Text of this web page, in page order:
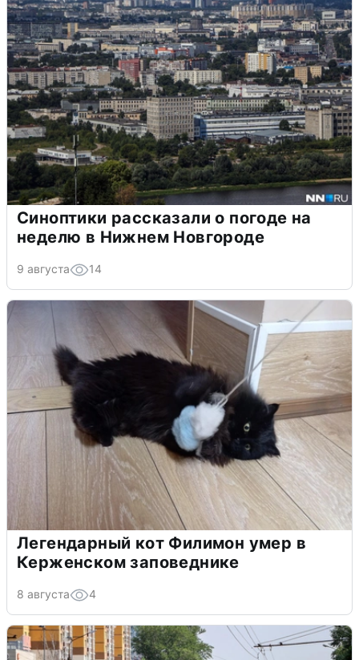
Синоптики рассказали о погоде на
неделю в Нижнем Новгороде
9 августа 14
Легендарный кот Филимон умер в
Керженском заповеднике
8 августа 4